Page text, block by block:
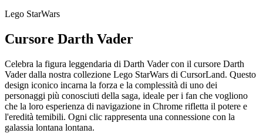
Lego StarWars
Cursore Darth Vader
Celebra la figura leggendaria di Darth Vader con il cursore Darth
Vader dalla nostra collezione Lego StarWars di CursorLand. Questo
design iconico incarna la forza e la complessità di uno dei
personaggi più conosciuti della saga, ideale per i fan che vogliono
che la loro esperienza di navigazione in Chrome rifletta il potere e
l'eredità temibili. Ogni clic rappresenta una connessione con la
galassia lontana lontana.